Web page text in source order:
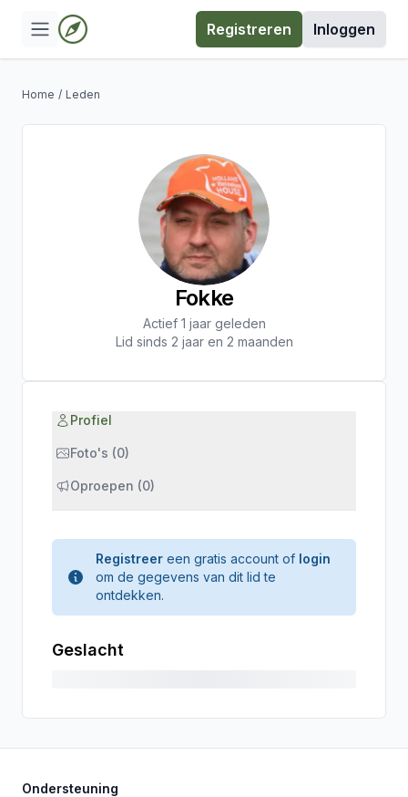
Registreren Inloggen
Home / Leden
Fokke
Actief 1 jaar geleden
Lid sinds 2 jaar en 2 maanden
Profiel
Foto's (0)
Oproepen (0)
Registreer een gratis account of login
om de gegevens van dit lid te
ontdekken.
Geslacht
Ondersteuning